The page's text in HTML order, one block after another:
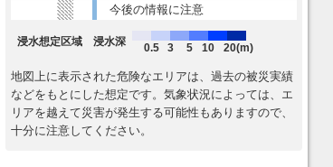
今後の情報に注意
浸水想定区域 浸水深
0.5 3 5 10 20(m)
地図上に表示された危険なエリアは、過去の被災実績
などをもとにした想定です。気象状況によっては、エ
リアを越えて災害が発生する可能性もありますので、
十分に注意してください。